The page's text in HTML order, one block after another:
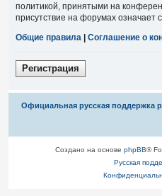
политикой, принятыми на
присутствие на форумах означает
Общие правила
Соглашение о
Регистрация
Официальная русская поддержка
Связаться с
Создано на основе phpBB®
Русская